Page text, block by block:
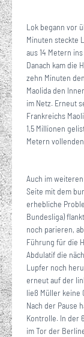
Lok begann vor
Minuten steckte
aus 14 Metern
Danach kam die
zehn Minuten
Maolida den
im Netz. Erneut
Frankreichs
1,5 Millionen
Metern
Auch im
Seite mit dem
erhebliche
Bundesliga)
noch parieren,
Führung für die
Abdulatif die
Lupfer noch
erneut auf der
ließ Müller keine
Nach der Pause
Kontrolle. In der
im Tor der